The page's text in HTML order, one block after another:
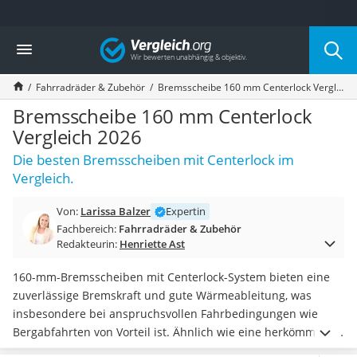
Die beliebtesten Vergleiche nach Kategorie
Freizeit & Sport
Gartentrampolin
Trampolin
Metalldetektor
Eufab-Fahrradträger
Trampolin 366 cm
Fahrradschloss
Aluminium-Koffer
Air Bike
E-Bike-Dreirad
Trekkingschuhe Herren
Reisetasche mit Rollen
Klimmzugstation
Koffer
Nachtsichtgerät
Faltschloss
Vergleich
Fahrradräder & Zubehör Bremsscheibe 160 mm Centerlock Vergleich 2026
Bremsscheibe 160 mm Centerlock
Vergleich 2026
Die besten Bremsscheiben mit Centerlock im
Vergleich.
Von: Larissa Balzer
Expertin
Fachbereich: Fahrradräder & Zubehör
Redakteurin: Henriette Ast
160-mm-Bremsscheiben mit Centerlock-System bieten eine
zuverlässige Bremskraft und gute Wärmeableitung, was
insbesondere bei anspruchsvollen Fahrbedingungen wie
Bergabfahrten von Vorteil ist. Ähnlich wie eine herkömmliche
Fahrrad-Bremsscheibewerden auch 160-mm-Bremsscheiben